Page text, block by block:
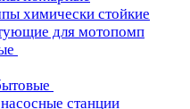
химически стойкие
для мотопомп
станции